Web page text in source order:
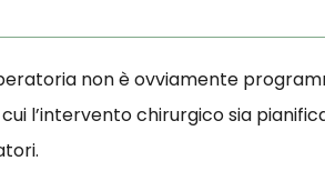
non è ovviamente
l’intervento chirurgico sia